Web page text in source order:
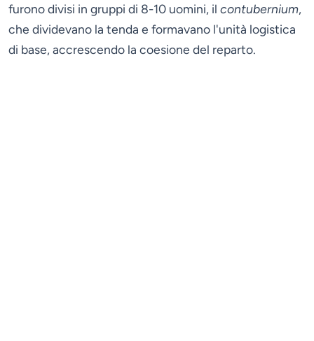
furono divisi in gruppi di 8-10 uomini, il contubernium,
che dividevano la tenda e formavano l'unità logistica
di base, accrescendo la coesione del reparto.